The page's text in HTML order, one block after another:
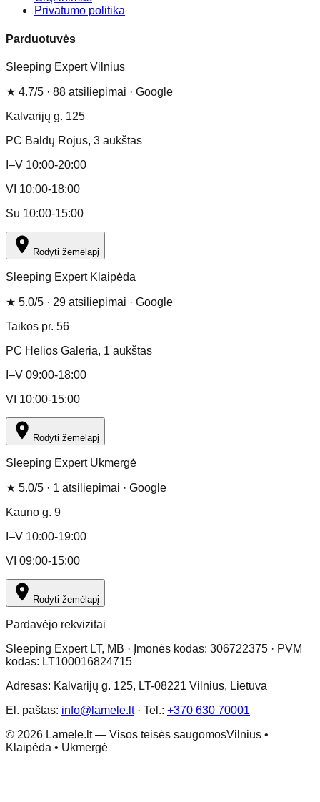
Privatumo politika
Parduotuvės
Sleeping Expert Vilnius
★ 4.7/5 · 88 atsiliepimai · Google
Kalvarijų g. 125
PC Baldų Rojus, 3 aukštas
I–V 10:00-20:00
VI 10:00-18:00
Su 10:00-15:00
Rodyti žemėlapį
Sleeping Expert Klaipėda
★ 5.0/5 · 29 atsiliepimai · Google
Taikos pr. 56
PC Helios Galeria, 1 aukštas
I–V 09:00-18:00
VI 10:00-15:00
Rodyti žemėlapį
Sleeping Expert Ukmergė
★ 5.0/5 · 1 atsiliepimai · Google
Kauno g. 9
I–V 10:00-19:00
VI 09:00-15:00
Rodyti žemėlapį
Pardavėjo rekvizitai
Sleeping Expert LT, MB · Įmonės kodas: 306722375 · PVM
kodas: LT100016824715
Adresas: Kalvarijų g. 125, LT-08221 Vilnius, Lietuva
El. paštas: info@lamele.lt· Tel.: +370 630 70001
© 2026 Lamele.lt — Visos teisės saugomosVilnius •
Klaipėda • Ukmergė